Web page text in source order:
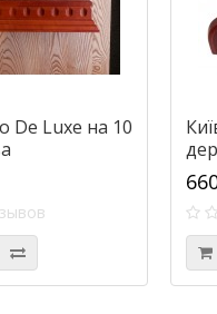
De Luxe на 10